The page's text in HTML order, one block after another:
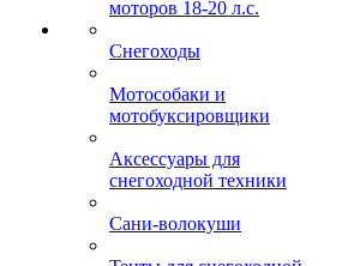
моторов 18-20 л.с.
Снегоходы
Мотособаки и
мотобуксировщики
Аксессуары для
снегоходной техники
Сани-волокуши